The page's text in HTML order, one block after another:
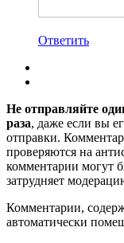
Ответить
Не отправляйте
раза, даже если вы
отправки.
проверяются на
комментарии могут
затрудняет
Комментарии,
автоматически